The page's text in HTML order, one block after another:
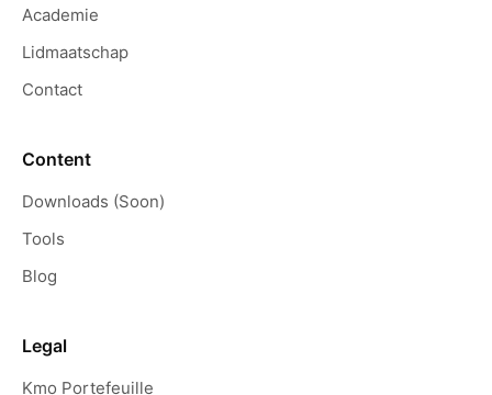
Academie
Lidmaatschap
Contact
Content
Downloads (Soon)
Tools
Blog
Legal
Kmo Portefeuille